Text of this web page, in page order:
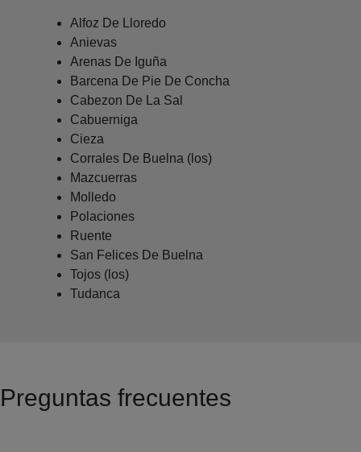
Alfoz De Lloredo
Anievas
Arenas De Iguña
Barcena De Pie De Concha
Cabezon De La Sal
Cabuerniga
Cieza
Corrales De Buelna (los)
Mazcuerras
Molledo
Polaciones
Ruente
San Felices De Buelna
Tojos (los)
Tudanca
Preguntas frecuentes